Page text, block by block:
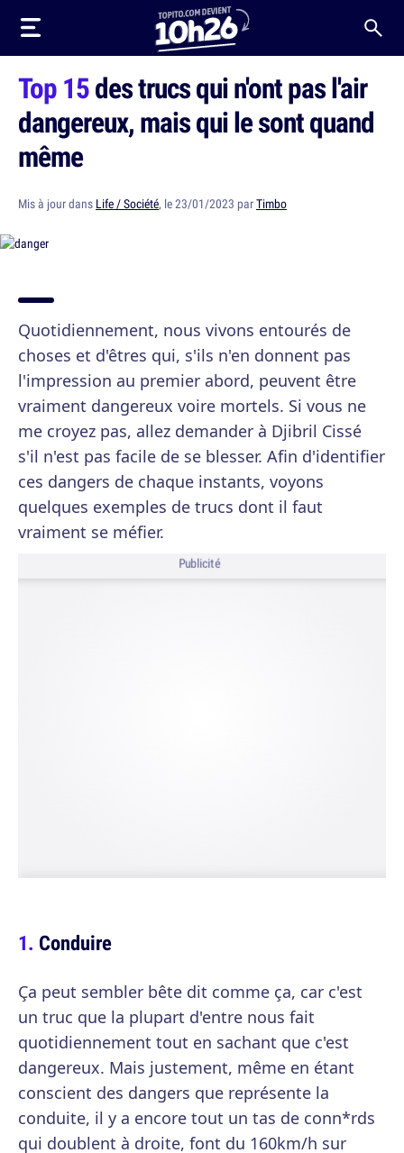
Top 15des trucs qui n'ont pas l'air
dangereux, mais qui le sont quand
même
Mis à jour dans Life / Société, le 23/01/2023 parTimbo
Quotidiennement, nous vivons entourés de
choses et d'êtres qui, s'ils n'en donnent pas
l'impression au premier abord, peuvent être
vraiment dangereux voire mortels. Si vous ne
me croyez pas, allez demander à Djibril Cissé
s'il n'est pas facile de se blesser. Afin d'identifier
ces dangers de chaque instants, voyons
quelques exemples de trucs dont il faut
vraiment se méfier.
Publicité
Conduire
Ça peut sembler bête dit comme ça, car c'est
un truc que la plupart d'entre nous fait
quotidiennement tout en sachant que c'est
dangereux. Mais justement, même en étant
conscient des dangers que représente la
conduite, il y a encore tout un tas de conn*rds
qui doublent à droite, font du 160km/h sur